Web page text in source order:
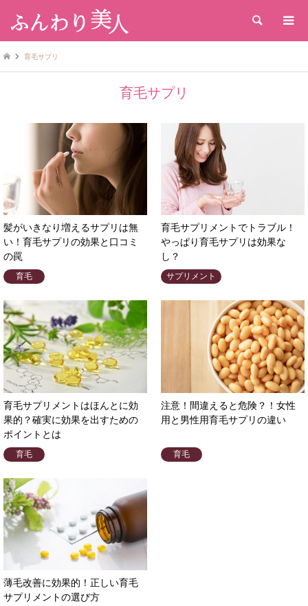
検索
育毛サプリ
育毛サプリ
髪がいきなり増えるサプリは無
い！育毛サプリの効果と口コミ
の罠
育毛
育毛サプリメントでトラブル！
やっぱり育毛サプリは効果な
し？
サプリメント
育毛サプリメントはほんとに効
果的？確実に効果を出すための
ポイントとは
育毛
注意！間違えると危険？！女性
用と男性用育毛サプリの違い
育毛
薄毛改善に効果的！正しい育毛
サプリメントの選び方